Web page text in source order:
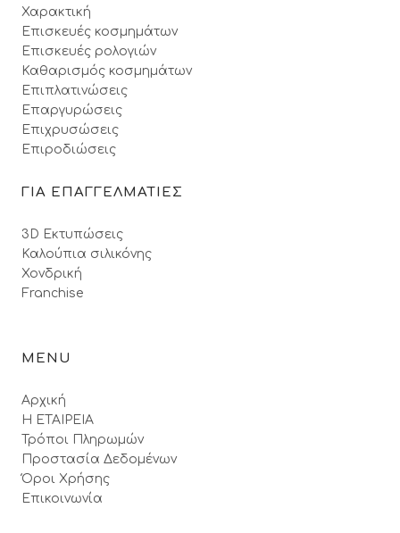
Χαρακτική
Επισκευές κοσμημάτων
Επισκευές ρολογιών
Καθαρισμός κοσμημάτων
Επιπλατινώσεις
Επαργυρώσεις
Επιχρυσώσεις
Επιροδιώσεις
ΓΙΑ ΕΠΑΓΓΕΛΜΑΤΙΕΣ
3D Εκτυπώσεις
Καλούπια σιλικόνης
Χονδρική
Franchise
MENU
Αρχική
Η ΕΤΑΙΡΕΙΑ
Τρόποι Πληρωμών
Προστασία Δεδομένων
Όροι Xρήσης
Επικοινωνία